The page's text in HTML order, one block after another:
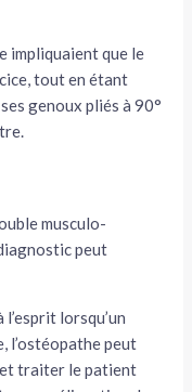
impliquaient que le
tout en étant
genoux pliés à 90°
musculo-
peut
lorsqu’un
l’ostéopathe peut
traiter le patient